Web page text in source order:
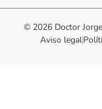
© 2026 Doctor
Aviso legal